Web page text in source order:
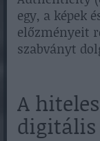
egy, a képek
előzményeit
szabványt
A
digitális